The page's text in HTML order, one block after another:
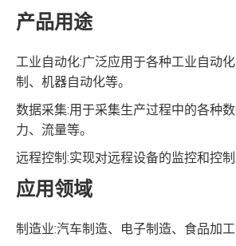
产品用途
工业自动化:广泛应用于各种工业自动
制、机器自动化等。
数据采集:用于采集生产过程中的各种
力、流量等。
远程控制:实现对远程设备的监控和控制
应用领域
制造业:汽车制造、电子制造、食品加工